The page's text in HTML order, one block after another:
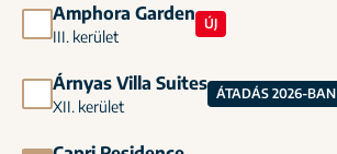
Amphora Garden
III. kerület
ÚJ
Árnyas Villa Suites
XII. kerület
ÁTADÁS 2026-BAN